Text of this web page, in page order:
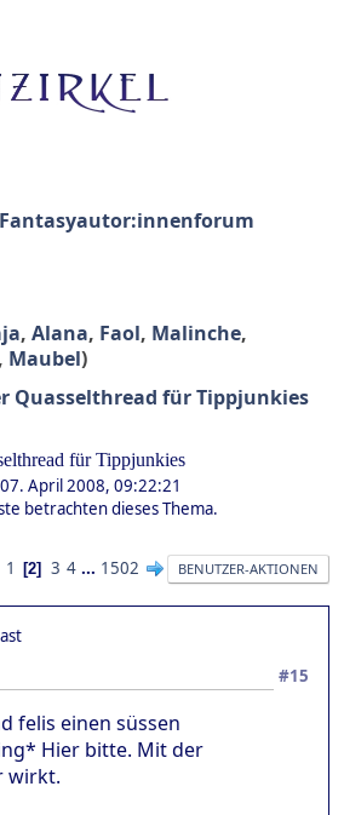
, Alana, Faol, Malinche,
, Maubel)
Quasselthread für Tippjunkies
für Tippjunkies
April 2008, 09:22:21
betrachten dieses Thema.
1 2 3 4 ... 1502 BENUTZER-AKTIONEN
#15
felis einen süssen
Hier bitte. Mit der
wirkt.